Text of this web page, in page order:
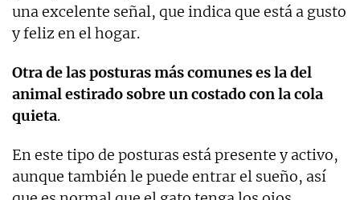
una excelente señal, que indica que está a gusto
y feliz en el hogar.
Otra de las posturas más comunes es la del
animal estirado sobre un costado con la cola
quieta.
En este tipo de posturas está presente y activo,
aunque también le puede entrar el sueño, así